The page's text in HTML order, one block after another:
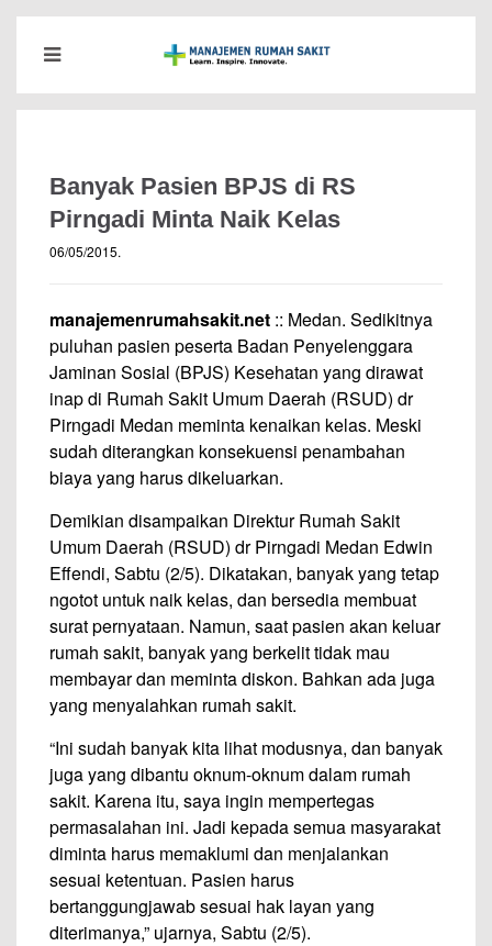
Banyak Pasien BPJS di RS
Pirngadi Minta Naik Kelas
06/05/2015.
manajemenrumahsakit.net :: Medan. Sedikitnya
puluhan pasien peserta Badan Penyelenggara
Jaminan Sosial (BPJS) Kesehatan yang dirawat
inap di Rumah Sakit Umum Daerah (RSUD) dr
Pirngadi Medan meminta kenaikan kelas. Meski
sudah diterangkan konsekuensi penambahan
biaya yang harus dikeluarkan.
Demikian disampaikan Direktur Rumah Sakit
Umum Daerah (RSUD) dr Pirngadi Medan Edwin
Effendi, Sabtu (2/5). Dikatakan, banyak yang tetap
ngotot untuk naik kelas, dan bersedia membuat
surat pernyataan. Namun, saat pasien akan keluar
rumah sakit, banyak yang berkelit tidak mau
membayar dan meminta diskon. Bahkan ada juga
yang menyalahkan rumah sakit.
“Ini sudah banyak kita lihat modusnya, dan banyak
juga yang dibantu oknum-oknum dalam rumah
sakit. Karena itu, saya ingin mempertegas
permasalahan ini. Jadi kepada semua masyarakat
diminta harus memaklumi dan menjalankan
sesuai ketentuan. Pasien harus
bertanggungjawab sesuai hak layan yang
diterimanya,” ujarnya, Sabtu (2/5).